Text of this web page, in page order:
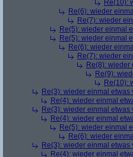
Re(10):
Re(6): wieder
Re(7): wieder
Re(5): wieder einmal
Re(5): wieder einmal
Re(6): wieder
Re(7): wieder
Re(8): wieder
Re(9):
Re(10):
Re(3): wieder einmal etwas
Re(4): wieder einmal
Re(3): wieder einmal etwas
Re(4): wieder einmal
Re(5): wieder einmal
Re(6): wieder
Re(3): wieder einmal etwas
Re(4): wieder einmal